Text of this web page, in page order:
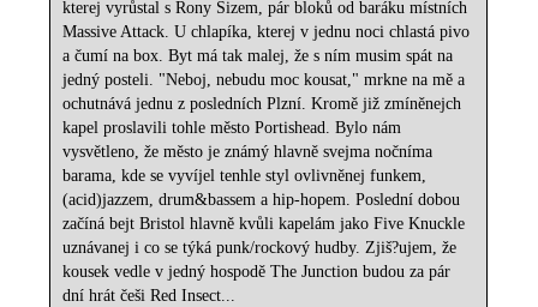
kterej vyrůstal s Rony Sizem, pár bloků od baráku místních
Massive Attack. U chlapíka, kterej v jednu noci chlastá pivo
a čumí na box. Byt má tak malej, že s ním musim spát na
jedný posteli. "Neboj, nebudu moc kousat," mrkne na mě a
ochutnává jednu z posledních Plzní. Kromě již zmíněnejch
kapel proslavili tohle město Portishead. Bylo nám
vysvětleno, že město je známý hlavně svejma nočníma
barama, kde se vyvíjel tenhle styl ovlivněnej funkem,
(acid)jazzem, drum&bassem a hip-hopem. Poslední dobou
začíná bejt Bristol hlavně kvůli kapelám jako Five Knuckle
uznávanej i co se týká punk/rockový hudby. Zjiš?ujem, že
kousek vedle v jedný hospodě The Junction budou za pár
dní hrát češi Red Insect...